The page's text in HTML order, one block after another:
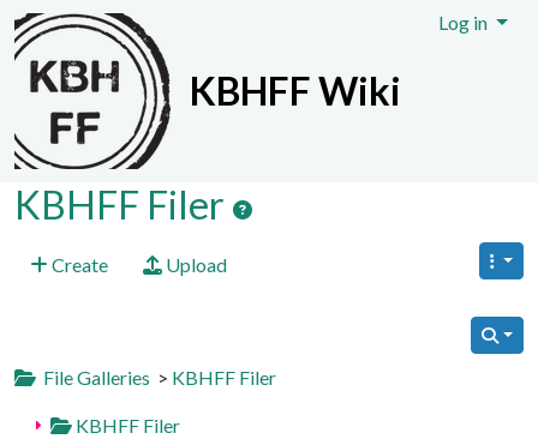
Site identity, navigation, etc.
KBHFF Wiki
Log in
Navigation and related
KBHFF Filer
Create Upload
File Galleries > KBHFF Filer
KBHFF Filer